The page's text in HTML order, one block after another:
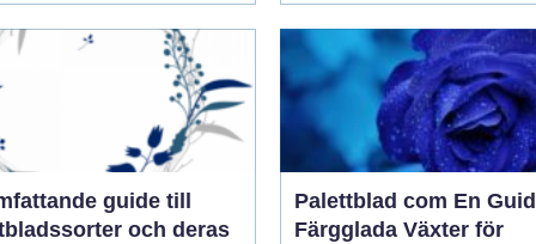
guide till
och deras
Palettblad com En Guide till
Färgglada Växter för